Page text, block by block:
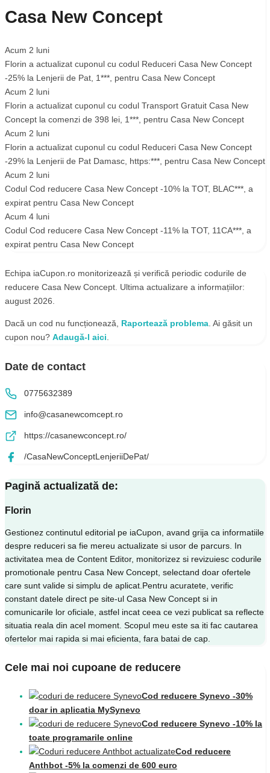
Casa New Concept
Acum 2 luni
Florin a actualizat cuponul cu codul Reduceri Casa New Concept
-25% la Lenjerii de Pat 1*** , pentru Casa New Concept
Acum 2 luni
Florin a actualizat cuponul cu codul Transport Gratuit Casa New
Concept la comenzi de 398 lei 1*** , pentru Casa New Concept
Acum 2 luni
Florin a actualizat cuponul cu codul Reduceri Casa New Concept
-29% la Lenjerii de Pat Damasc https:*** , pentru Casa New Concept
Acum 2 luni
Codul Cod reducere Casa New Concept -10% la TOT, BLAC*** , a
expirat pentru Casa New Concept
Acum 4 luni
Codul Cod reducere Casa New Concept -11% la TOT, 11CA*** , a
expirat pentru Casa New Concept
Echipa iaCupon.ro monitorizează și verifică periodic codurile de
reducere Casa New Concept. Ultima actualizare a informațiilor:
august 2026.
Dacă un cod nu funcționează, Raportează problema . Ai găsit un
cupon nou? Adaugă-l aici
Date de contact
0775632389
info@casanewcomcept.ro
https://casanewconcept.ro/
/CasaNewConceptLenjeriiDePat/
Pagină actualizată de:
Florin
Gestionez continutul editorial pe iaCupon, avand grija ca informatiile
despre reduceri sa fie mereu actualizate si usor de parcurs. In
activitatea mea de Content Editor, monitorizez si revizuiesc codurile
promotionale pentru Casa New Concept, selectand doar ofertele
care sunt valide si simplu de aplicat.Pentru acuratete, verific
constant datele direct pe site-ul Casa New Concept si in
comunicarile lor oficiale, astfel incat ceea ce vezi publicat sa reflecte
situatia reala din acel moment. Scopul meu este sa iti fac cautarea
ofertelor mai rapida si mai eficienta, fara batai de cap.
Cele mai noi cupoane de reducere
Cod reducere Synevo -30%
doar in aplicatia MySynevo
Cod reducere Synevo -10% la
toate programarile online
Cod reducere
Anthbot -5% la comenzi de 600 euro